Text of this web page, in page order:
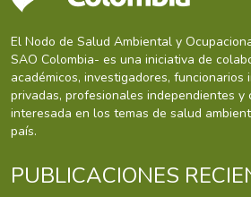
El Nodo de Salud Ambiental y
SAO Colombia- es una iniciativa de
académicos, investigadores,
privadas, profesionales independientes y
interesada en los temas de salud
país.
PUBLICACIONES